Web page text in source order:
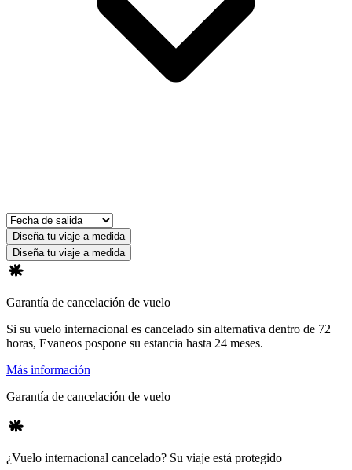
Diseña tu viaje a medida
Diseña tu viaje a medida
Garantía de cancelación de vuelo
Si su vuelo internacional es cancelado sin alternativa dentro de 72
horas, Evaneos pospone su estancia hasta 24 meses.
Más información
Garantía de cancelación de vuelo
¿Vuelo internacional cancelado? Su viaje está protegido